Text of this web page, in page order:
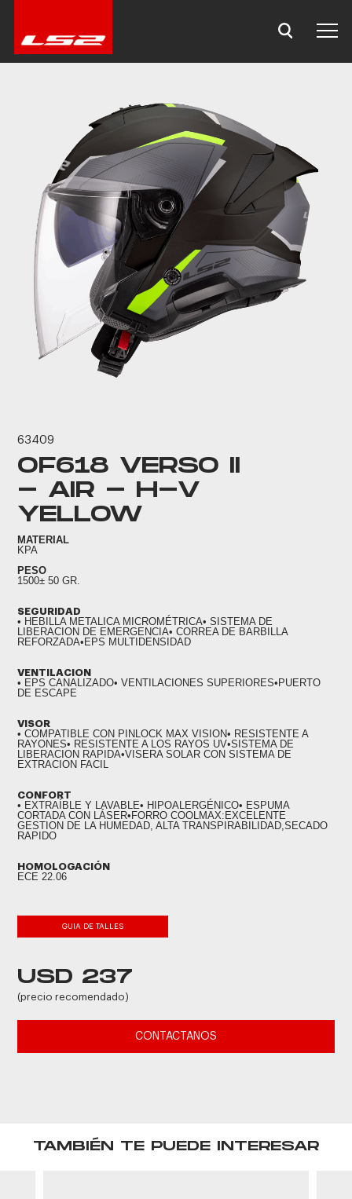
63409
OF618 VERSO II
- AIR - H-V
YELLOW
MATERIAL
KPA
PESO
1500± 50 GR.
SEGURIDAD
• HEBILLA METALICA MICROMÉTRICA• SISTEMA DE
LIBERACION DE EMERGENCIA• CORREA DE BARBILLA
REFORZADA•EPS MULTIDENSIDAD
VENTILACION
• EPS CANALIZADO• VENTILACIONES SUPERIORES•PUERTO
DE ESCAPE
VISOR
• COMPATIBLE CON PINLOCK MAX VISION• RESISTENTE A
RAYONES• RESISTENTE A LOS RAYOS UV•SISTEMA DE
LIBERACION RAPIDA•VISERA SOLAR CON SISTEMA DE
EXTRACION FACIL
CONFORT
• EXTRAÍBLE Y LAVABLE• HIPOALERGÉNICO• ESPUMA
CORTADA CON LÁSER•FORRO COOLMAX:EXCELENTE
GESTION DE LA HUMEDAD, ALTA TRANSPIRABILIDAD,SECADO
RAPIDO
HOMOLOGACIÓN
ECE 22.06
GUIA DE TALLES
USD 237
(precio recomendado)
CONTACTANOS
TAMBIÉN TE PUEDE INTERESAR